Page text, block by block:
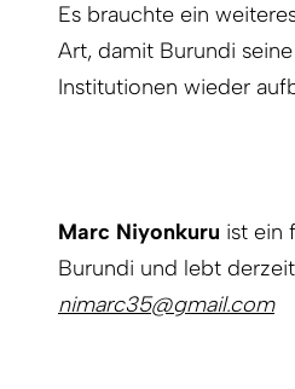
Es brauchte ein
Art, damit Burundi
Institutionen wieder
Marc Niyonkuru ist ein
Burundi und lebt
nimarc35@gmail.com